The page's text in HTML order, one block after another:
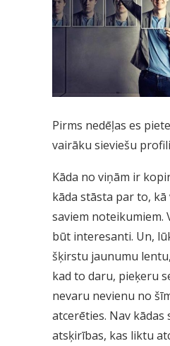
Pirms nedēļas es
vairāku sieviešu
Kāda no viņām ir
kāda stāsta par to, kā
saviem noteikumiem.
būt interesanti. Un,
šķirstu jaunumu
kad to daru, pieķeru
nevaru nevienu no
atcerēties. Nav kādas
atsķirības, kas liktu